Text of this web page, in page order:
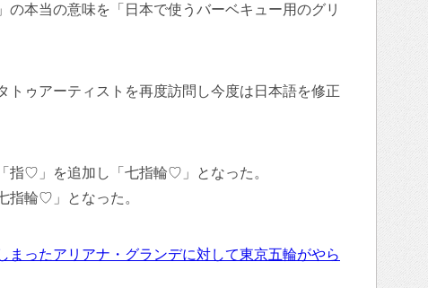
の本当の意味を「日本で使うバーベキュー用のグリ
トゥアーティストを再度訪問し今度は日本語を修正
指♡」を追加し「七指輪♡」となった。
指輪♡」となった。
まったアリアナ・グランデに対して東京五輪がやら